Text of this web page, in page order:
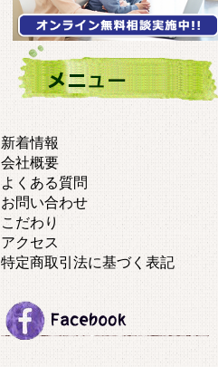
新着情報
会社概要
よくある質問
お問い合わせ
こだわり
アクセス
特定商取引法に基づく表記